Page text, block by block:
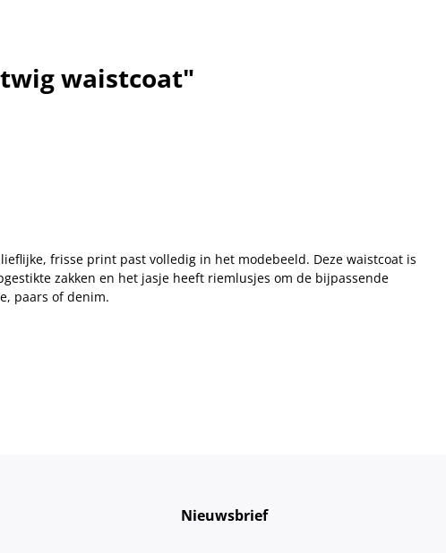
twig waistcoat"
frisse print past volledig in het modebeeld. Deze waistcoat is
zakken en het jasje heeft riemlusjes om de bijpassende
paars of denim.
Nieuwsbrief